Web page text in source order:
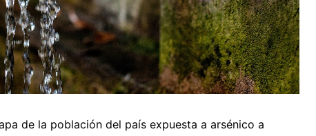
de la población del país expuesta a arsénico a